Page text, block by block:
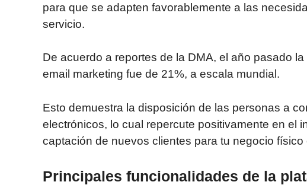
para que se adapten favorablemente a las
servicio.
De acuerdo a reportes de la DMA, el año pasado
email marketing fue de 21%, a escala mundial.
Esto demuestra la disposición de las personas a
electrónicos, lo cual repercute positivamente en el
captación de nuevos clientes para tu negocio físico
Principales funcionalidades de la